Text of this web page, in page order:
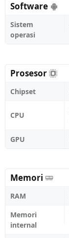
Software
Sistem
operasi
Prosesor
Chipset
CPU
GPU
Memori
RAM
Memori
internal